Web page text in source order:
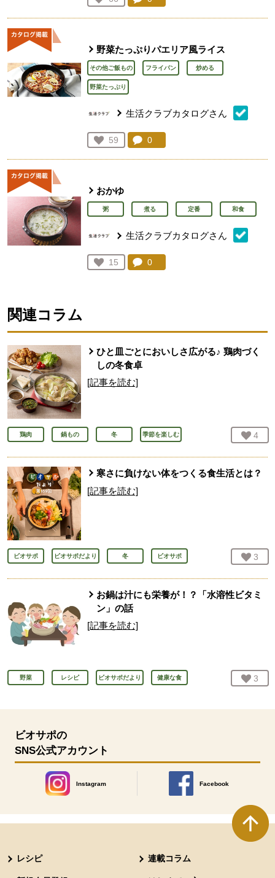
人が登録
野菜たっぷりパエリア風ライス
その他ご飯もの フライパン 炒める
野菜たっぷり
生活クラブカタログさん
お気に入り登録：
59
人が登録
コメント：
0
おかゆ
粥 煮る 定番 和食
生活クラブカタログさん
お気に入り登録：
15
人が登録
コメント：
0
関連コラム
ひと皿ごとにおいしさ広がる♪ 鶏肉づく
しの冬食卓
[記事を読む]
鶏肉 鍋もの 冬 季節を楽しむ お気
4
寒さに負けない体をつくる食生活とは？
[記事を読む]
ビオサポ ビオサポだより 冬 ビオサポ お気
3
お鍋は汁にも栄養が！？「水溶性ビタミ
ン」の話
[記事を読む]
野菜 レシピ ビオサポだより 健康な食 お気
3
ビオサポの
SNS公式アカウント
Instagram
別のウィンドウで開きます。
Facebook
別のウィンドウで開きます
レシピ 連載コラム